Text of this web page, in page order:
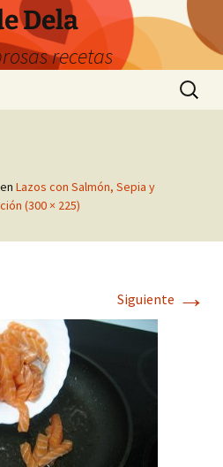
Dela
recetas
Buscar:
en Lazos con Salmón, Sepia y
(300 × 225)
Siguiente →